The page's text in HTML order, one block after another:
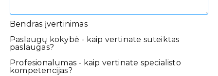
Bendras įvertinimas
Paslaugų kokybė - kaip vertinate suteiktas
paslaugas?
Profesionalumas - kaip vertinate specialisto
kompetencijas?